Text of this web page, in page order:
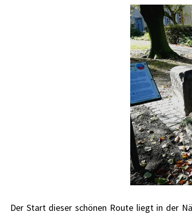
Der Start dieser schönen Route liegt in der